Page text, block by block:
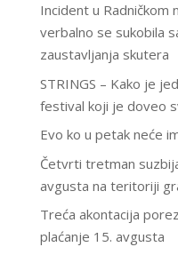
Incident u Radničkom
verbalno se sukobila
zaustavljanja skutera
STRINGS – Kako je
festival koji je doveo
Evo ko u petak neće
Četvrti tretman
avgusta na teritoriji
Treća akontacija
plaćanje 15. avgusta